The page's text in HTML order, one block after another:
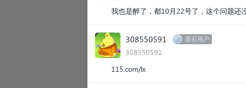
我也是醉了，都10月22号了，这个问题还
308550591 原石用户
308550591
115.com/lx